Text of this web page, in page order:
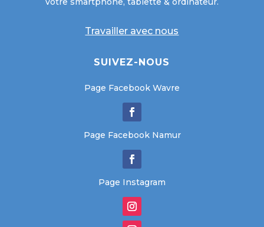
Travailler avec nous
SUIVEZ-NOUS
Page Facebook Wavre
Page Facebook Namur
Page Instagram